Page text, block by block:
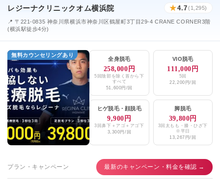
レジーナクリニックオム横浜院 ★4.7(1,295)
📍 〒221-0835 神奈川県横浜市神奈川区鶴屋町3丁目29-4 CRANE CORNER3階
(横浜駅徒歩4分)
無料カウンセリングあり
全身脱毛
258,000円
5回陰部を除く首から下
すべて
51,600円/回
VIO脱毛
111,000円
5回
22,200円/回
ヒゲ脱毛・ 顔脱毛
9,900円
3回鼻下＋アゴ＋アゴ下
3,300円/回
脚脱毛
39,800円
3回太もも・膝・ひざ下
※平日
13,267円/回
プラン・キャンペーン 最新のキャンペーン・料金を確認 →